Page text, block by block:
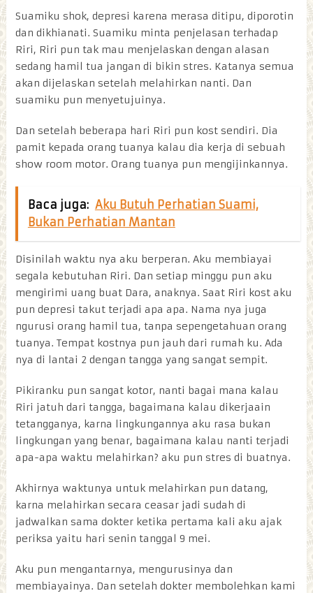
Suamiku shok, depresi karena merasa ditipu, diporotin
dan dikhianati. Suamiku minta penjelasan terhadap
Riri, Riri pun tak mau menjelaskan dengan alasan
sedang hamil tua jangan di bikin stres. Katanya semua
akan dijelaskan setelah melahirkan nanti. Dan
suamiku pun menyetujuinya.
Dan setelah beberapa hari Riri pun kost sendiri. Dia
pamit kepada orang tuanya kalau dia kerja di sebuah
show room motor. Orang tuanya pun mengijinkannya.
Baca juga: Aku Butuh Perhatian Suami,
Bukan Perhatian Mantan
Disinilah waktu nya aku berperan. Aku membiayai
segala kebutuhan Riri. Dan setiap minggu pun aku
mengirimi uang buat Dara, anaknya. Saat Riri kost aku
pun depresi takut terjadi apa apa. Nama nya juga
ngurusi orang hamil tua, tanpa sepengetahuan orang
tuanya. Tempat kostnya pun jauh dari rumah ku. Ada
nya di lantai 2 dengan tangga yang sangat sempit.
Pikiranku pun sangat kotor, nanti bagai mana kalau
Riri jatuh dari tangga, bagaimana kalau dikerjaain
tetangganya, karna lingkungannya aku rasa bukan
lingkungan yang benar, bagaimana kalau nanti terjadi
apa-apa waktu melahirkan? aku pun stres di buatnya.
Akhirnya waktunya untuk melahirkan pun datang,
karna melahirkan secara ceasar jadi sudah di
jadwalkan sama dokter ketika pertama kali aku ajak
periksa yaitu hari senin tanggal 9 mei.
Aku pun mengantarnya, mengurusinya dan
membiayainya. Dan setelah dokter membolehkan kami